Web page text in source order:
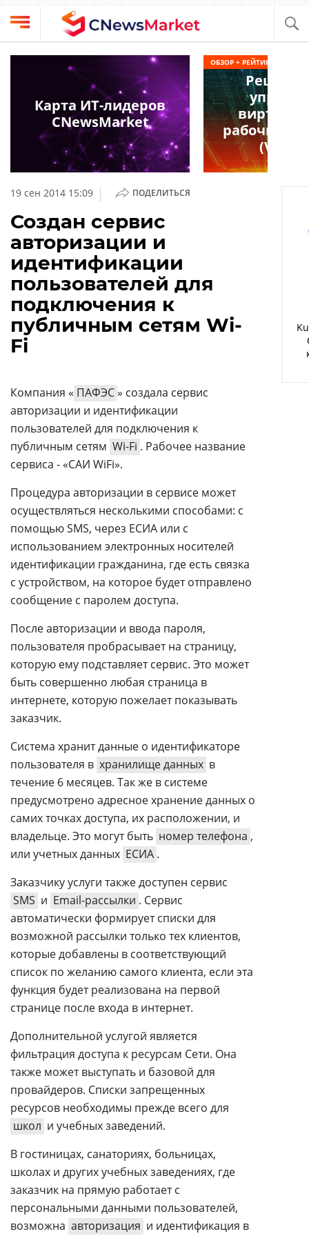
Выбрать
провайдера
Компании
обзоры
кабинет
О
проекте
CNews
Аналитика
Конференции
ТВ
Об
издании
Реклама
Вакансии
Контакты
Max
Telegram
Rutube
CNews
Конференции
Техника
19 сен 2014 15:09 | ПОДЕЛИТЬСЯ
Создан сервис
авторизации и
идентификации
пользователей для
подключения к
публичным сетям Wi-
Fi
Компания « ПАФЭС» создала сервис
авторизации и идентификации
пользователей для подключения к
публичным сетям Wi-Fi . Рабочее название
сервиса - «САИ WiFi».
Процедура авторизации в сервисе может
осуществляться несколькими способами: с
помощью SMS, через ЕСИА или с
использованием электронных носителей
идентификации гражданина, где есть связка
с устройством, на которое будет отправлено
сообщение с паролем доступа.
После авторизации и ввода пароля,
пользователя пробрасывает на страницу,
которую ему подставляет сервис. Это может
быть совершенно любая страница в
интернете, которую пожелает показывать
заказчик.
Система хранит данные о идентификаторе
пользователя в хранилище данных в
течение 6 месяцев. Так же в системе
предусмотрено адресное хранение данных о
самих точках доступа, их расположении, и
владельце. Это могут быть номер телефона ,
или учетных данных ЕСИА .
Заказчику услуги также доступен сервис
SMS и Email-рассылки . Сервис
автоматически формирует списки для
возможной рассылки только тех клиентов,
которые добавлены в соответствующий
список по желанию самого клиента, если эта
функция будет реализована на первой
странице после входа в интернет.
Дополнительной услугой является
фильтрация доступа к ресурсам Сети. Она
также может выступать и базовой для
провайдеров. Списки запрещенных
ресурсов необходимы прежде всего для
школ и учебных заведений.
В гостиницах, санаториях, больницах,
школах и других учебных заведениях, где
заказчик на прямую работает с
персональными данными пользователей,
возможна авторизация и идентификация в
Карта ИТ-лидеров
CNewsMarket
рабочими
(VDI)
ОБЗОР + РЕЙТИНГ